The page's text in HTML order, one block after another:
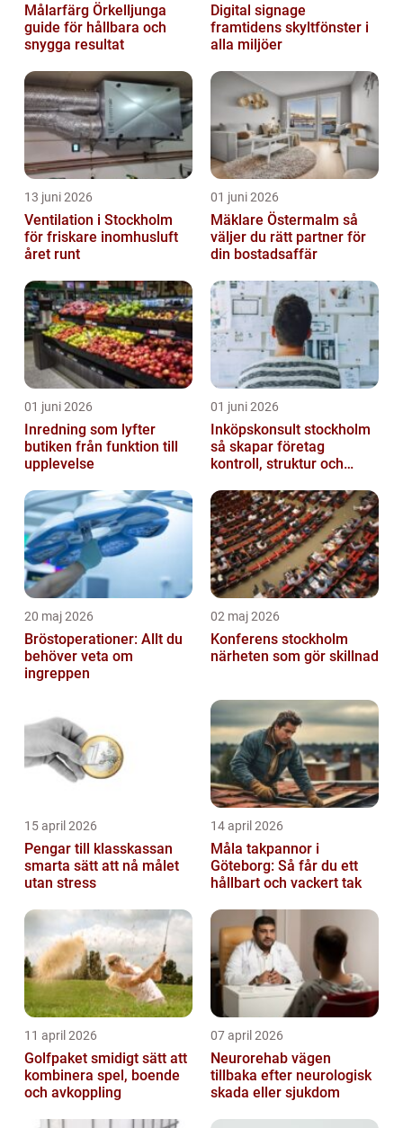
Målarfärg Örkelljunga
guide för hållbara och
snygga resultat
Digital signage
framtidens skyltfönster i
alla miljöer
13 juni 2026
Ventilation i Stockholm
för friskare inomhusluft
året runt
01 juni 2026
Mäklare Östermalm så
väljer du rätt partner för
din bostadsaffär
01 juni 2026
Inredning som lyfter
butiken från funktion till
upplevelse
01 juni 2026
Inköpskonsult stockholm
så skapar företag
kontroll, struktur och
20 maj 2026
Bröstoperationer: Allt du
behöver veta om
ingreppen
02 maj 2026
Konferens stockholm
närheten som gör skillnad
15 april 2026
Pengar till klasskassan
smarta sätt att nå målet
utan stress
14 april 2026
Måla takpannor i
Göteborg: Så får du ett
hållbart och vackert tak
11 april 2026
Golfpaket smidigt sätt att
kombinera spel, boende
och avkoppling
07 april 2026
Neurorehab vägen
tillbaka efter neurologisk
skada eller sjukdom